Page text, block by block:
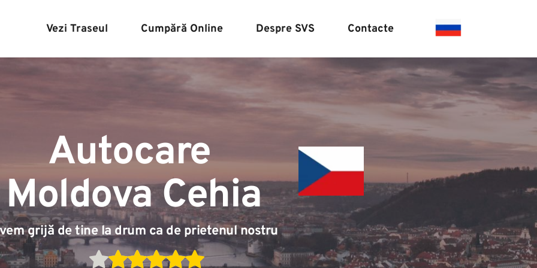
Vezi Traseul Cumpără Online Despre SVS Contacte
Autocare
Moldova Cehia
grijă de tine la drum ca de prietenul nostru